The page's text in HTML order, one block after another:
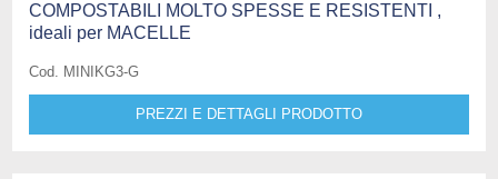
COMPOSTABILI MOLTO SPESSE E RESISTENTI ,
ideali per MACELLE
Cod. MINIKG3-G
PREZZI E DETTAGLI PRODOTTO